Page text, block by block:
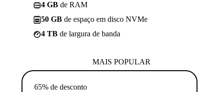
4 GB de RAM
50 GB de espaço em disco NVMe
4 TB de largura de banda
MAIS POPULAR
65% de desconto